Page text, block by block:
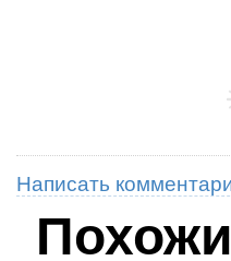
Написать